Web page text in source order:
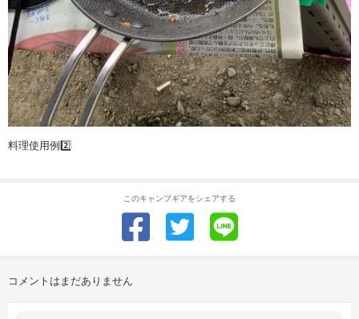
料理使用例2️⃣
このキャンプギアをシェアする
コメントはまだありません